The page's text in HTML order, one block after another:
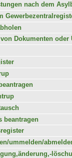
nach dem
Dokumenten oder
beantragen
ummelden/